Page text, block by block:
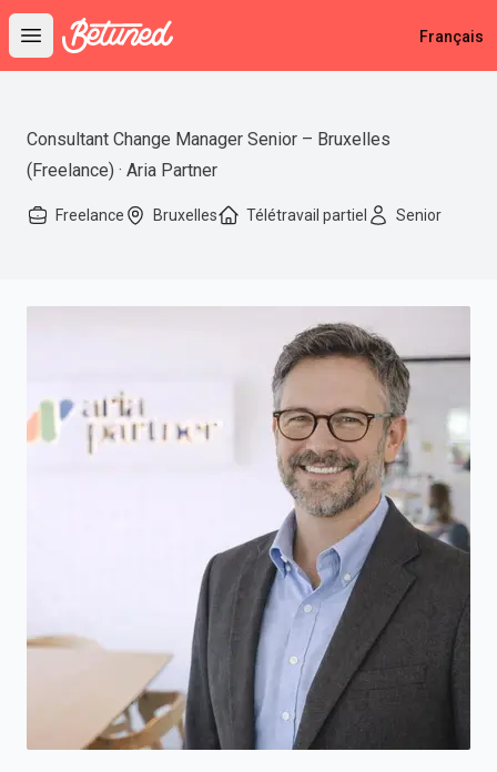
Open main menu
Betuned Français
Consultant Change Manager Senior – Bruxelles
(Freelance) · Aria Partner
Freelance Bruxelles Télétravail partiel Senior